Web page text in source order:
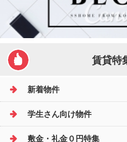
賃貸特
新着物件
学生さん向け物件
敷金・礼金０円特集